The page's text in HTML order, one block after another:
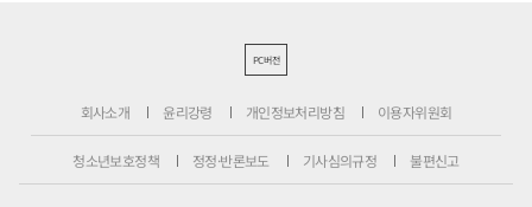
PC버전
회사소개 윤리강령 개인정보처리방침 이용자위원회
청소년보호정책 정정·반론보도 기사심의규정 불편신고